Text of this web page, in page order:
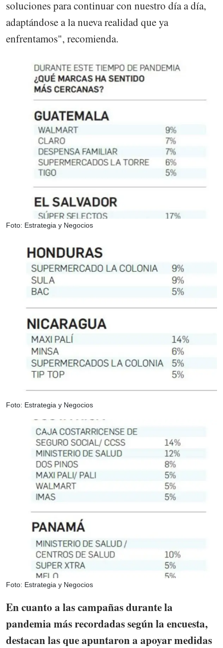
soluciones para continuar con nuestro día a día,
adaptándose a la nueva realidad que ya
enfrentamos", recomienda.
Foto: Estrategia y Negocios
Foto: Estrategia y Negocios
Foto: Estrategia y Negocios
En cuanto a las campañas durante la
pandemia más recordadas según la encuesta,
destacan las que apuntaron a apoyar medidas